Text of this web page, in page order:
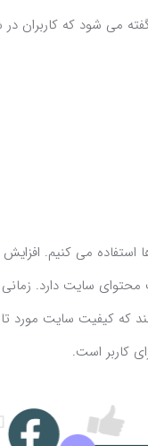
می شود که کاربران در
می کنیم.
سایت دارد. زمانی
که کیفیت سایت مورد
کاربر است.